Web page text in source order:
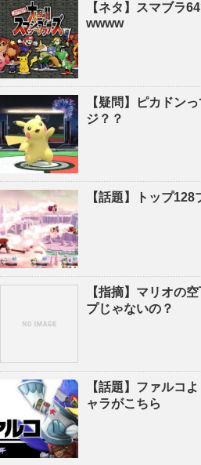
【ネタ】スマブラ
wwww
【疑問】ピカドン
ジ？？
【話題】トップ
【指摘】マリオの
プじゃないの？
【話題】ファルコ
ャラがこちら